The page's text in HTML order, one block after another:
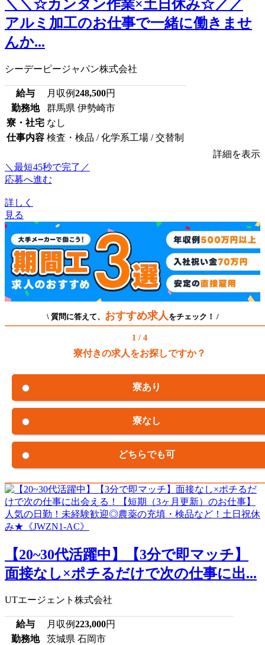
＼＼☆カンタン作業×土日休み☆／／
アルミ加工のお仕事で一緒に働きませ
んか...
シーデーピージャパン株式会社
給与 月収例248,500円
勤務地
群馬県 伊勢崎市
寮・社宅 なし
仕事内容 検査・検品 / 化学系工場 / 交替制
詳細を表示
＼最短45秒で完了／
応募へ進む
詳しく
見る
\ 質問に答えて、 おすすめ求人 をチェック！ /
1 / 4
寮付きの求人をお探しですか？
寮あり
寮なし
どちらでも可
【20~30代活躍中】【3分で即マッチ】
面接なし×ポチるだけで次の仕事に出...
UTエージェント株式会社
給与 月収例223,000円
勤務地
茨城県 石岡市